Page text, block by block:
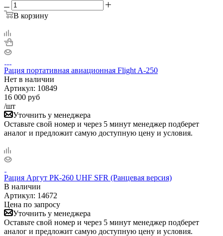
В корзину
Рация портативная авиационная Flight A-250
Нет в наличии
Артикул: 10849
16 000 руб
/шт
Уточнить у менеджера
Оставьте свой номер и через 5 минут менеджер подберет
аналог и предложит самую доступную цену и условия.
Рация Аргут РК-260 UHF SFR (Ранцевая версия)
В наличии
Артикул: 14672
Цена по запросу
Уточнить у менеджера
Оставьте свой номер и через 5 минут менеджер подберет
аналог и предложит самую доступную цену и условия.